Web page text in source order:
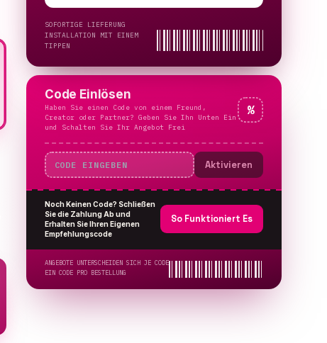
SOFORTIGE LIEFERUNG
INSTALLATION MIT EINEM
TIPPEN
Code Einlösen
Haben Sie einen Code von einem Freund,
Creator oder Partner? Geben Sie Ihn Unten Ein
und Schalten Sie Ihr Angebot Frei
%
Aktivieren
Noch Keinen Code? Schließen
Sie die Zahlung Ab und
Erhalten Sie Ihren Eigenen
Empfehlungscode
So Funktioniert Es
ANGEBOTE UNTERSCHEIDEN SICH JE CODE
EIN CODE PRO BESTELLUNG